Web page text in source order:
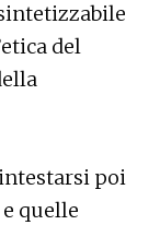
del
poi
quelle